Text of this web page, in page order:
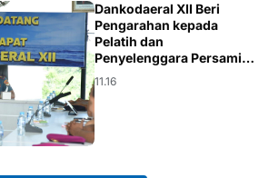
Dankodaeral XII Beri
Pengarahan kepada
Pelatih dan
Penyelenggara Persami
KKRI Gelombang III TW IV
TA 2025
11.16